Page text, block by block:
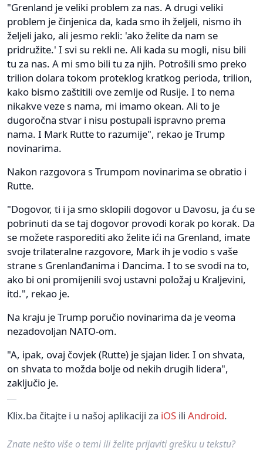
"Grenland je veliki problem za nas. A drugi veliki
problem je činjenica da, kada smo ih željeli, nismo ih
željeli jako, ali jesmo rekli: 'ako želite da nam se
pridružite.' I svi su rekli ne. Ali kada su mogli, nisu bili
tu za nas. A mi smo bili tu za njih. Potrošili smo preko
trilion dolara tokom proteklog kratkog perioda, trilion,
kako bismo zaštitili ove zemlje od Rusije. I to nema
nikakve veze s nama, mi imamo okean. Ali to je
dugoročna stvar i nisu postupali ispravno prema
nama. I Mark Rutte to razumije", rekao je Trump
novinarima.
Nakon razgovora s Trumpom novinarima se obratio i
Rutte.
"Dogovor, ti i ja smo sklopili dogovor u Davosu, ja ću se
pobrinuti da se taj dogovor provodi korak po korak. Da
se možete rasporediti ako želite ići na Grenland, imate
svoje trilateralne razgovore, Mark ih je vodio s vaše
strane s Grenlanđanima i Dancima. I to se svodi na to,
ako bi oni promijenili svoj ustavni položaj u Kraljevini,
itd.", rekao je.
Na kraju je Trump poručio novinarima da je veoma
nezadovoljan NATO-om.
"A, ipak, ovaj čovjek (Rutte) je sjajan lider. I on shvata,
on shvata to možda bolje od nekih drugih lidera",
zaključio je.
Klix.ba čitajte i u našoj aplikaciji za iOS ili Android.
Znate nešto više o temi ili želite prijaviti grešku u tekstu?